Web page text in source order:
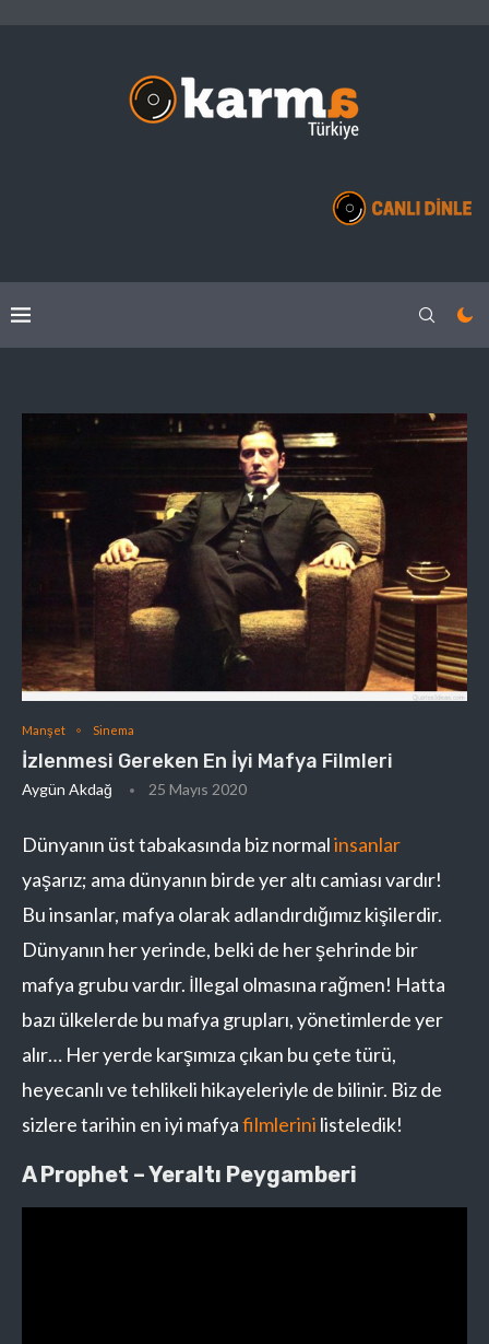
Manşet Sinema
İzlenmesi Gereken En İyi Mafya Filmleri
Aygün Akdağ 25 Mayıs 2020
Dünyanın üst tabakasında biz normalinsanlar
yaşarız; ama dünyanın birde yer altı camiası vardır!
Bu insanlar, mafya olarak adlandırdığımız kişilerdir.
Dünyanın her yerinde, belki de her şehrinde bir
mafya grubu vardır. İllegal olmasına rağmen! Hatta
bazı ülkelerde bu mafya grupları, yönetimlerde yer
alır… Her yerde karşımıza çıkan bu çete türü,
heyecanlı ve tehlikeli hikayeleriyle de bilinir. Biz de
sizlere tarihin en iyi mafyafilmlerini listeledik!
A Prophet – Yeraltı Peygamberi